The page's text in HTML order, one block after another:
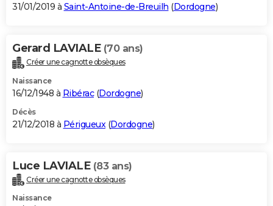
31/01/2019 à Saint-Antoine-de-Breuilh (Dordogne)
Gerard LAVIALE (70 ans)
Créer une cagnotte obsèques
Naissance
16/12/1948 à Ribérac(Dordogne)
Décès
21/12/2018 à Périgueux (Dordogne)
Luce LAVIALE (83 ans)
Créer une cagnotte obsèques
Naissance